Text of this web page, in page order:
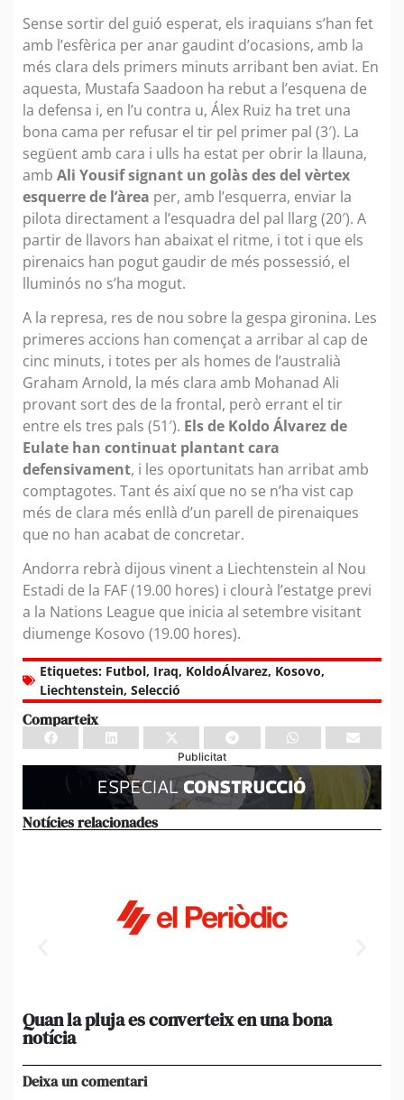
Sense sortir del guió esperat, els iraquians s’han fet
amb l’esfèrica per anar gaudint d’ocasions, amb la
més clara dels primers minuts arribant ben aviat. En
aquesta, Mustafa Saadoon ha rebut a l’esquena de
la defensa i, en l’u contra u, Álex Ruiz ha tret una
bona cama per refusar el tir pel primer pal (3′). La
següent amb cara i ulls ha estat per obrir la llauna,
amb Ali Yousif signant un golàs des del vèrtex
esquerre de l’àrea per, amb l’esquerra, enviar la
pilota directament a l’esquadra del pal llarg (20′). A
partir de llavors han abaixat el ritme, i tot i que els
pirenaics han pogut gaudir de més possessió, el
lluminós no s’ha mogut.
A la represa, res de nou sobre la gespa gironina. Les
primeres accions han començat a arribar al cap de
cinc minuts, i totes per als homes de l’australià
Graham Arnold, la més clara amb Mohanad Ali
provant sort des de la frontal, però errant el tir
entre els tres pals (51′). Els de Koldo Álvarez de
Eulate han continuat plantant cara
defensivament, i les oportunitats han arribat amb
comptagotes. Tant és així que no se n’ha vist cap
més de clara més enllà d’un parell de pirenaiques
que no han acabat de concretar.
Andorra rebrà dijous vinent a Liechtenstein al Nou
Estadi de la FAF (19.00 hores) i clourà l’estatge previ
a la Nations League que inicia al setembre visitant
diumenge Kosovo (19.00 hores).
Etiquetes: Futbol, Iraq, KoldoÁlvarez, Kosovo,
Liechtenstein, Selecció
Comparteix
Publicitat
Notícies relacionades
Quan la pluja es converteix en una bona
notícia
Deixa un comentari